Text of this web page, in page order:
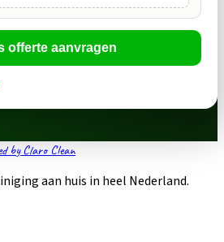
offerte aanvragen
by Claro Clean
aan huis in heel Nederland.